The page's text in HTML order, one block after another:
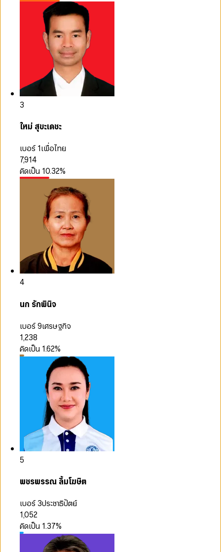
3
ใหม่ สุขะเดชะ
เบอร์ 1เพื่อไทย
7,914
คิดเป็น 10.32%
4
นก รักพินิจ
เบอร์ 9เศรษฐกิจ
1,238
คิดเป็น 1.62%
5
พชรพรรณ ลิ้มโฆษิต
เบอร์ 3ประชาธิปัตย์
1,052
คิดเป็น 1.37%